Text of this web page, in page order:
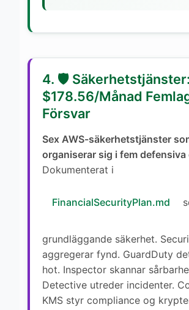
4. 🛡️ Säkerhetstjänster:
$178.56/Månad
Försvar
Sex AWS-säkerhetstjänster
organiserar sig i fem defensiva
Dokumenterat i
FinancialSecurityPlan.md
grundläggande säkerhet.
aggregerar fynd. GuardDuty
hot. Inspector skannar
Detective utreder incidenter.
KMS styr compliance og